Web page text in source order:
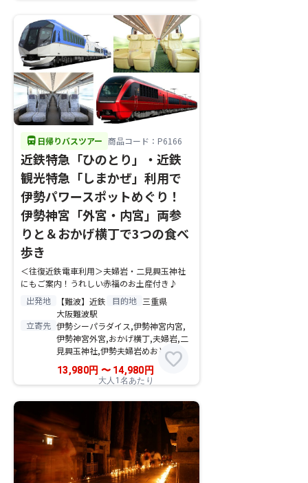
directions_bus 日帰りバスツアー 商品コード：P6166
近鉄特急「ひのとり」・近鉄
観光特急「しまかぜ」利用で
伊勢パワースポットめぐり！
伊勢神宮「外宮・内宮」両参
りと＆おかげ横丁で3つの食べ
歩き
＜往復近鉄電車利用＞夫婦岩・二見興玉神社
にもご案内！うれしい赤福のお土産付き♪
出発地
【難波】近鉄
大阪難波駅
目的地 三重県
立寄先 伊勢シーパラダイス,伊勢神宮内宮,
伊勢神宮外宮,おかげ横丁,夫婦岩,二
見興玉神社,伊勢夫婦岩めおと横丁
13,980円 〜14,980 円
大人1名あたり
favorite